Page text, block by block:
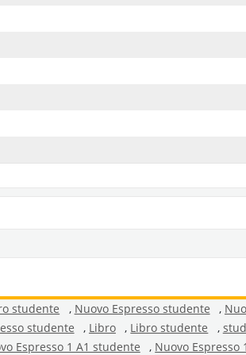
studente , Nuovo Espresso studente ,
studente , Libro , Libro studente ,
Espresso 1 A1 studente , Nuovo Espresso